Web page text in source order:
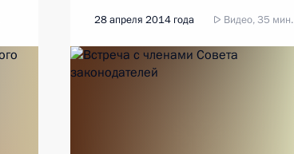
28 апреля 2014 года Видео, 35 мин.